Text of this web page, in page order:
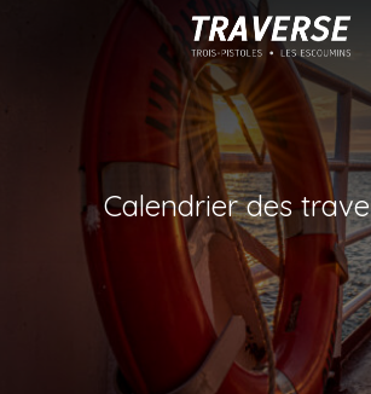
Calendrier des